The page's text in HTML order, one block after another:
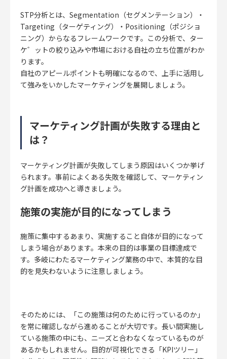
STP分析とは、Segmentation（セグメンテーション）・
Targeting（ターゲティング）・Positioning（ポジショ
ニング）からなるフレームワークです。この分析で、 ター
ケ゛ットの絞り込みや市場における自社の立ち位置がわか
ります。
自社のアピールポイントも明確になるので、上手に活用し
て強みをいかしたマーケティングを展開しましょう。
マーケティング計画が失敗する理由と
は？
マーケティング計画が失敗してしまう原因はいくつか挙げ
られます。事前によくある失敗を確認して、マーケティン
グ計画を成功へと導きましょう。
施策の実施が目的になってしまう
施策に集中するあまり、 実施すること自体が目的になって
しまう場合があります。 本来の目的は事業の目標達成で
す。多岐にわたるマーケティング業務の中で、本質的な目
的を見失わないように注意しましょう。
そのためには、「この施策は何のために行っているのか」
を常に確認しながら進めることが大切です。長い間実施し
ている施策の中にも、ニーズと合わなくなっているものが
あるかもしれません。目的が可視化できる「KPIツリー」